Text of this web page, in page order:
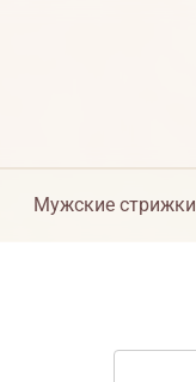
Мужские стрижки